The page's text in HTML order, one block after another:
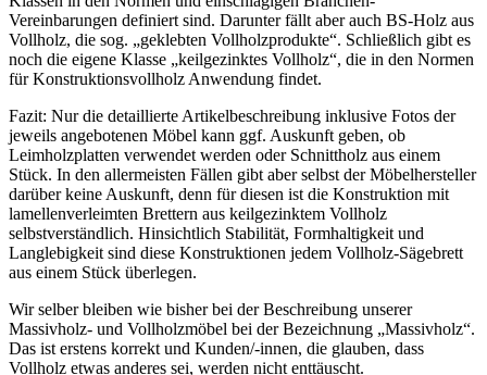
Vereinbarungen definiert sind. Darunter fällt aber auch BS-Holz aus
Vollholz, die sog. „geklebten Vollholzprodukte“. Schließlich gibt es
noch die eigene Klasse „keilgezinktes Vollholz“, die in den Normen
für Konstruktionsvollholz Anwendung findet.
Fazit: Nur die detaillierte Artikelbeschreibung inklusive Fotos der
jeweils angebotenen Möbel kann ggf. Auskunft geben, ob
Leimholzplatten verwendet werden oder Schnittholz aus einem
Stück. In den allermeisten Fällen gibt aber selbst der Möbelhersteller
darüber keine Auskunft, denn für diesen ist die Konstruktion mit
lamellenverleimten Brettern aus keilgezinktem Vollholz
selbstverständlich. Hinsichtlich Stabilität, Formhaltigkeit und
Langlebigkeit sind diese Konstruktionen jedem Vollholz-Sägebrett
aus einem Stück überlegen.
Wir selber bleiben wie bisher bei der Beschreibung unserer
Massivholz- und Vollholzmöbel bei der Bezeichnung „Massivholz“.
Das ist erstens korrekt und Kunden/-innen, die glauben, dass
Vollholz etwas anderes sei, werden nicht enttäuscht.